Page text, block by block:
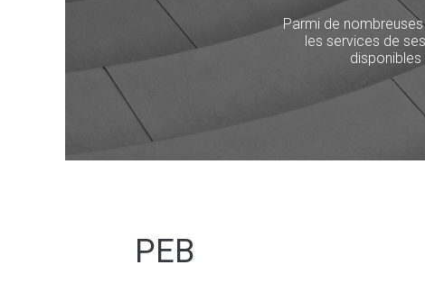
Parmi de
les services de
PEB